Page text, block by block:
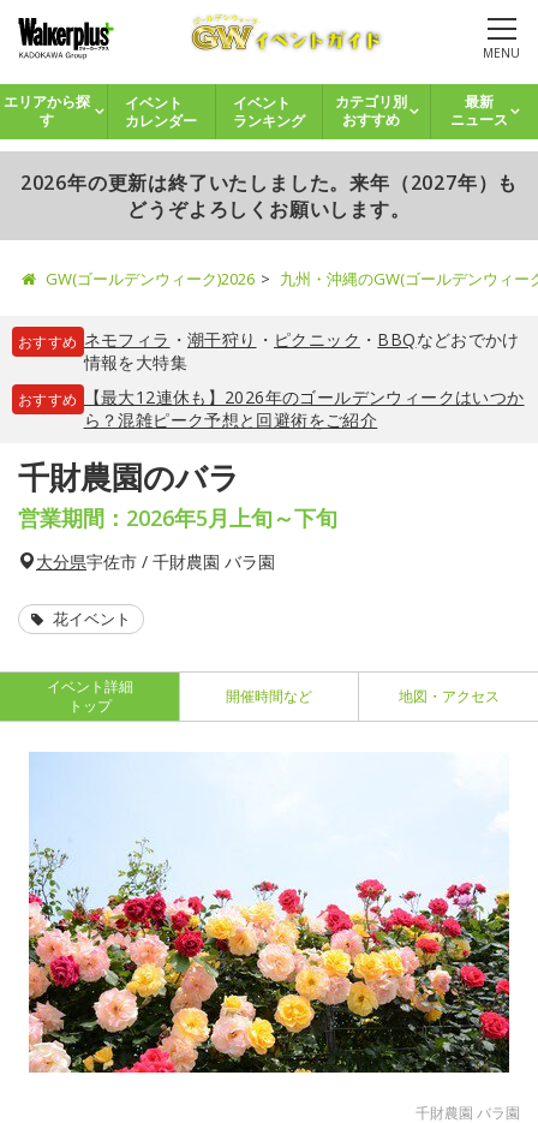
MENU
エリアから探
す
イベント
カレンダー
イベント
ランキング
カテゴリ別
おすすめ
最新
ニュース
2026年の更新は終了いたしました。来年（2027年）も
どうぞよろしくお願いします。
GW(ゴールデンウィーク)2026 九州・沖縄のGW(ゴールデンウィ
おすすめ ネモフィラ ・ 潮干狩り ・ ピクニック ・ BBQなどおでかけ
情報を大特集
おすすめ
【最大12連休も】2026年のゴールデンウィークはいつか
ら？混雑ピーク予想と回避術をご紹介
千財農園のバラ
営業期間：2026年5月上旬～下旬
大分県宇佐市 / 千財農園 バラ園
花イベント
イベント詳細
トップ
開催時間など 地図・アクセス
千財農園 バラ園